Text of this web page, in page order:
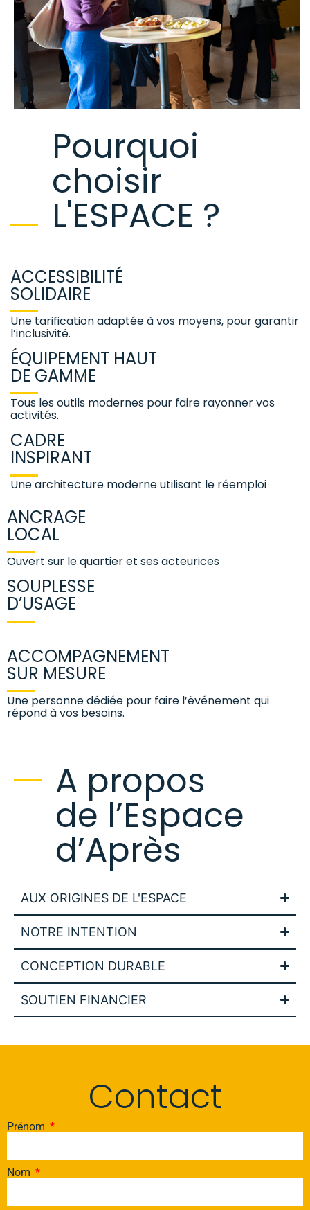
Pourquoi
choisir
L'ESPACE ?
ACCESSIBILITÉ
SOLIDAIRE
Une tarification adaptée à vos moyens, pour garantir
l’inclusivité.
ÉQUIPEMENT HAUT
DE GAMME
Tous les outils modernes pour faire rayonner vos
activités.
CADRE
INSPIRANT
Une architecture moderne utilisant le réemploi
ANCRAGE
LOCAL
Ouvert sur le quartier et ses acteurices
SOUPLESSE
D’USAGE
ACCOMPAGNEMENT
SUR MESURE
Une personne dédiée pour faire l’èvénement qui
répond à vos besoins.
A propos
de l’Espace
d’Après
AUX ORIGINES DE L'ESPACE
NOTRE INTENTION
CONCEPTION DURABLE
SOUTIEN FINANCIER
Contact
Prénom
Nom